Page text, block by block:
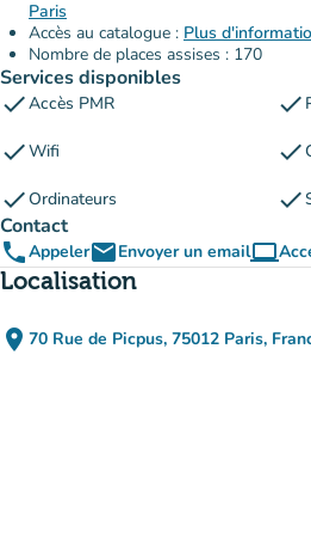
Paris
Accès au catalogue : Plus
Nombre de places assises : 170
Services disponibles
checkAccès PMR check
checkWifi check
checkOrdinateurs check
Contact
phoneAppeleremailEnvoyer un emailcomputer
Localisation
place 70 Rue de Picpus, 75012 Paris,
(ouvrir dans Google
(nouvel onglet)